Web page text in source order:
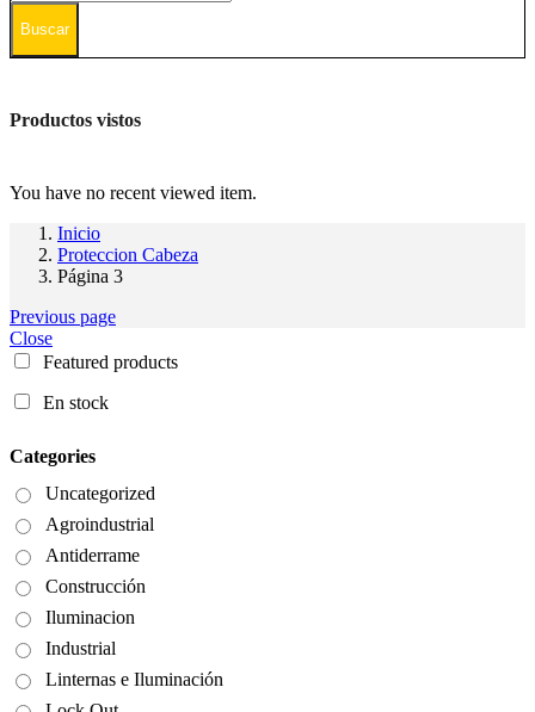
Buscar
Productos vistos
You have no recent viewed item.
Inicio
Proteccion Cabeza
Página 3
Previous page
Close
Featured products
En stock
Categories
Uncategorized
Agroindustrial
Antiderrame
Construcción
Iluminacion
Industrial
Linternas e Iluminación